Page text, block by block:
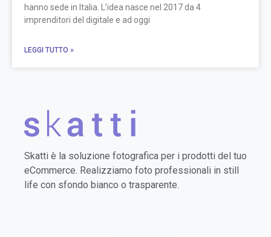
hanno sede in Italia. L’idea nasce nel 2017 da 4
imprenditori del digitale e ad oggi
LEGGI TUTTO »
Skatti è la soluzione fotografica per i prodotti del tuo
eCommerce. Realizziamo foto professionali in still
life con sfondo bianco o trasparente.